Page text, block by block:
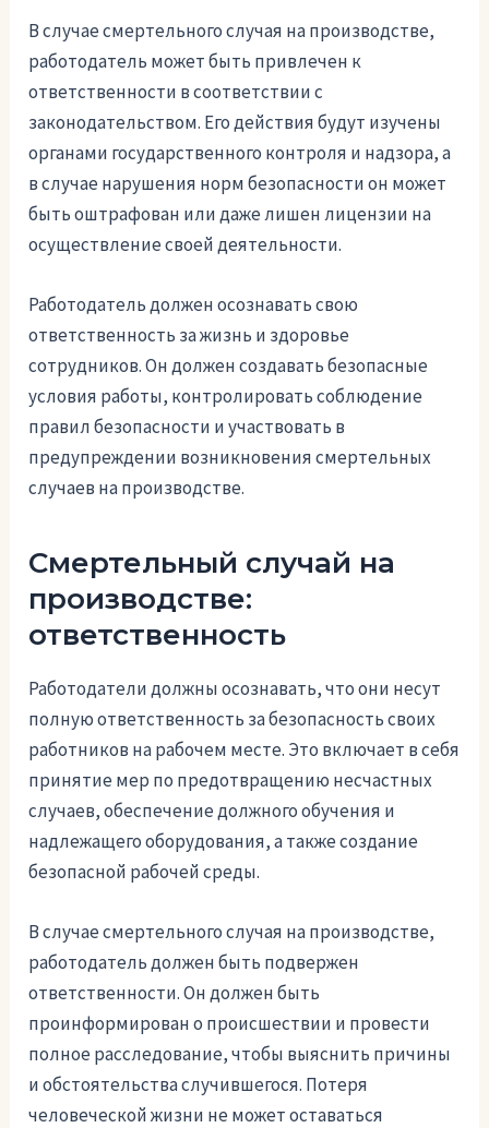
В случае смертельного случая на производстве,
работодатель может быть привлечен к
ответственности в соответствии с
законодательством. Его действия будут изучены
органами государственного контроля и надзора, а
в случае нарушения норм безопасности он может
быть оштрафован или даже лишен лицензии на
осуществление своей деятельности.
Работодатель должен осознавать свою
ответственность за жизнь и здоровье
сотрудников. Он должен создавать безопасные
условия работы, контролировать соблюдение
правил безопасности и участвовать в
предупреждении возникновения смертельных
случаев на производстве.
Смертельный случай на
производстве:
ответственность
Работодатели должны осознавать, что они несут
полную ответственность за безопасность своих
работников на рабочем месте. Это включает в себя
принятие мер по предотвращению несчастных
случаев, обеспечение должного обучения и
надлежащего оборудования, а также создание
безопасной рабочей среды.
В случае смертельного случая на производстве,
работодатель должен быть подвержен
ответственности. Он должен быть
проинформирован о происшествии и провести
полное расследование, чтобы выяснить причины
и обстоятельства случившегося. Потеря
человеческой жизни не может оставаться